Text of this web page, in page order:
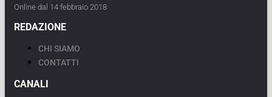
Online dal 14 febbraio 2018
REDAZIONE
CHI SIAMO
CONTATTI
CANALI